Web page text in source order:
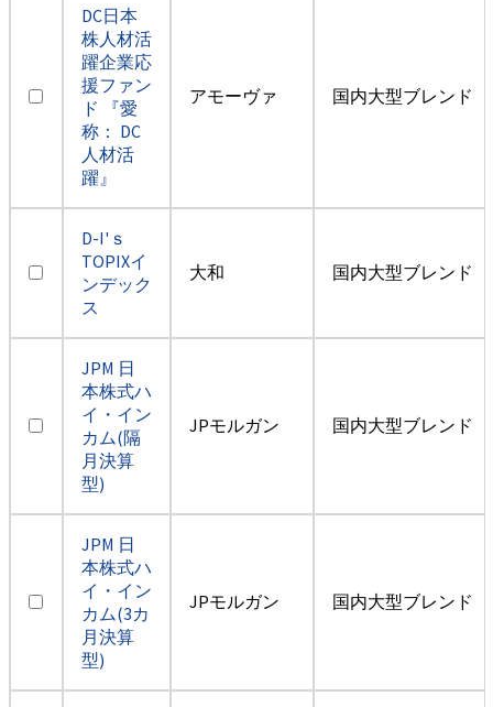
DC日本
株人材活
躍企業応
援ファン
ド 『愛
称： DC
人材活
躍』
アモーヴァ 国内大型ブレンド
D-I'ｓ
TOPIXイ
ンデック
ス
大和 国内大型ブレンド
JPM 日
本株式ハ
イ・イン
カム(隔
月決算
型)
JPモルガン 国内大型ブレンド
JPM 日
本株式ハ
イ・イン
カム(3カ
月決算
型)
JPモルガン 国内大型ブレンド